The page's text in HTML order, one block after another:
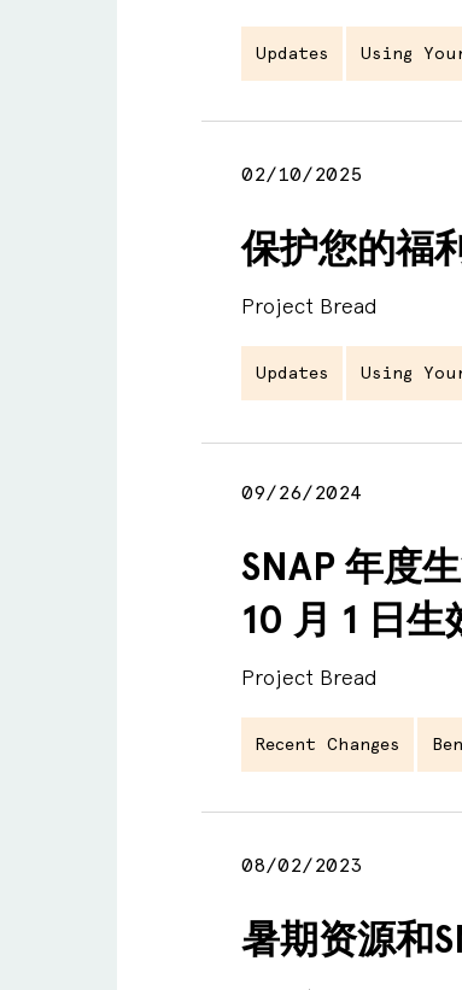
Updates Using
02/10/2025
保护您的福
Project Bread
Updates Using
09/26/2024
SNAP 年度
10 月 1 日生
Project Bread
Recent Changes
08/02/2023
暑期资源和